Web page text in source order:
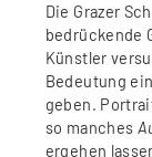
Die Grazer
bedrückende
Künstler
Bedeutung
geben.
so manches
ergehen